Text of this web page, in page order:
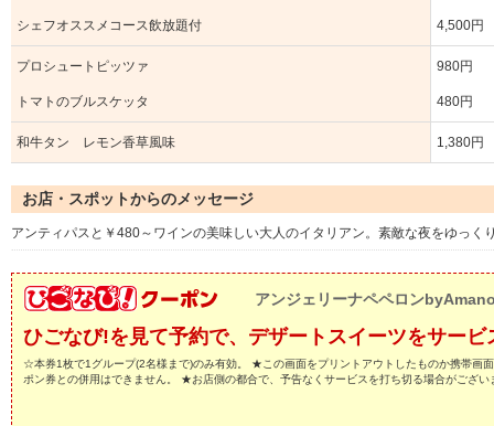
シェフオススメコース飲放題付 4,500円
プロシュートピッツァ
トマトのブルスケッタ
980円
480円
和牛タン レモン香草風味 1,380円
お店・スポットからのメッセージ
アンティパスと￥480～ワインの美味しい大人のイタリアン。素敵な夜をゆっく
アンジェリーナペペロン
ひごなび!を見て予約で、デザートスイーツをサービ
☆本券1枚で1グループ(2名様まで)のみ有効。 ★この画面をプリントアウトしたものか携帯画
ポン券との併用はできません。 ★お店側の都合で、予告なくサービスを打ち切る場合がござい